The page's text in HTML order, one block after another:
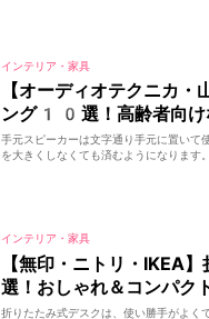
インテリア・家具
【オーディオテクニカ
ング10選！高齢者向け
手元スピーカーは文字通り手元に置いて
を大きくしなくても済むようになります
インテリア・家具
【無印・ニトリ・IKEA
選！おしゃれ＆コンパク
折りたたみ式デスクは、使い勝手がよく